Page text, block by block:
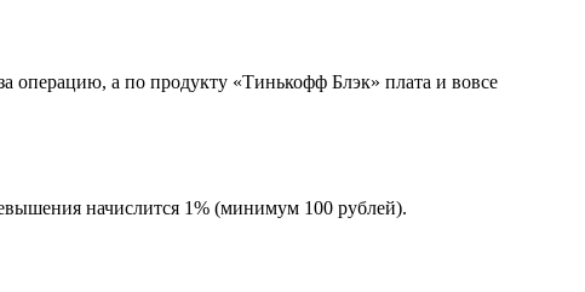
операцию, а по продукту «Тинькофф Блэк» плата и вовсе
начислится 1% (минимум 100 рублей).